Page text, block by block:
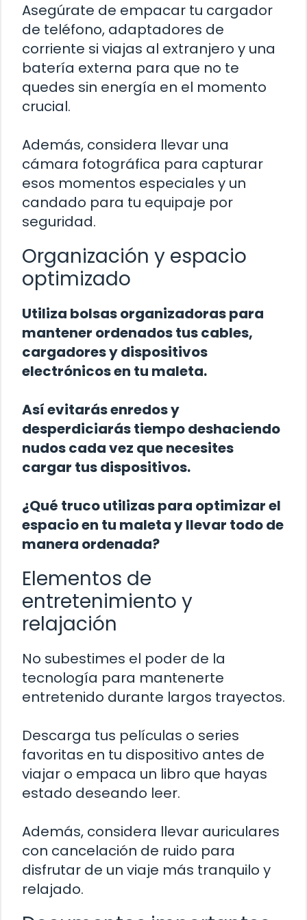
Asegúrate de empacar tu cargador
de teléfono, adaptadores de
corriente si viajas al extranjero y una
batería externa para que no te
quedes sin energía en el momento
crucial.
Además, considera llevar una
cámara fotográfica para capturar
esos momentos especiales y un
candado para tu equipaje por
seguridad.
Organización y espacio
optimizado
Utiliza bolsas organizadoras para
mantener ordenados tus cables,
cargadores y dispositivos
electrónicos en tu maleta.
Así evitarás enredos y
desperdiciarás tiempo deshaciendo
nudos cada vez que necesites
cargar tus dispositivos.
¿Qué truco utilizas para optimizar el
espacio en tu maleta y llevar todo de
manera ordenada?
Elementos de
entretenimiento y
relajación
No subestimes el poder de la
tecnología para mantenerte
entretenido durante largos trayectos.
Descarga tus películas o series
favoritas en tu dispositivo antes de
viajar o empaca un libro que hayas
estado deseando leer.
Además, considera llevar auriculares
con cancelación de ruido para
disfrutar de un viaje más tranquilo y
relajado.